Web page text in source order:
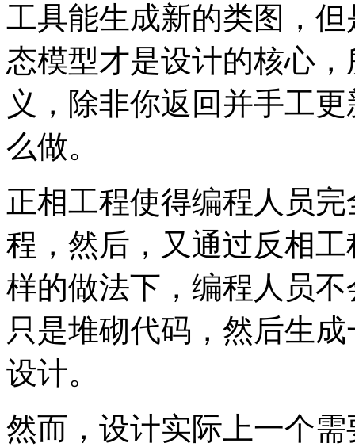
工具能生成新的类图，
态模型才是设计的核心
义，除非你返回并手工
么做。
正相工程使得编程人员
程，然后，又通过反相
样的做法下，编程人员
只是堆砌代码，然后生
设计。
然而，设计实际上一个